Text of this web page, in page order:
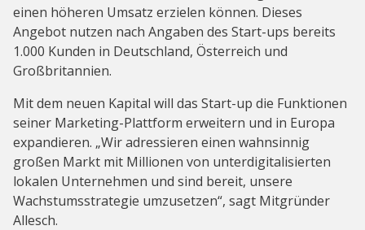
einen höheren Umsatz erzielen können. Dieses
Angebot nutzen nach Angaben des Start-ups bereits
1.000 Kunden in Deutschland, Österreich und
Großbritannien.
Mit dem neuen Kapital will das Start-up die Funktionen
seiner Marketing-Plattform erweitern und in Europa
expandieren. „Wir adressieren einen wahnsinnig
großen Markt mit Millionen von unterdigitalisierten
lokalen Unternehmen und sind bereit, unsere
Wachstumsstrategie umzusetzen“, sagt Mitgründer
Allesch.